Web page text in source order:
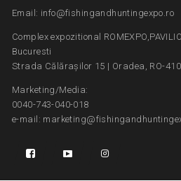
Email: info@fishingandhuntingexpo.ro
Complex expozitional
Bucuresti
Strada Călărașilor 15 | Oradea, RO-
Marketing/Media:
0040-743-040-018
e-mail: